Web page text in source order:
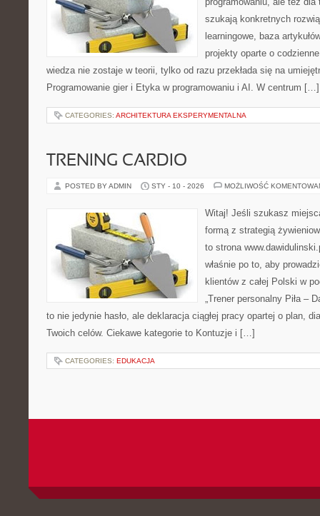
szukają konkretnych
learningowe, baza
projekty oparte o
wiedza nie zostaje w teorii, tylko od razu przekłada się na
Programowanie gier i Etyka w programowaniu i AI. W centrum […]
CATEGORIES: ARCHITEKTURA EKSPERYMENTALNA
TRENING CARDIO
POSTED BY ADMIN STY - 10 - 2026 MOŻLIWOŚĆ
Witaj! Jeśli szukasz
formą z strategią
to strona
właśnie po to, aby
klientów z całej Polski w
„Trener personalny Piła –
to nie jedynie hasło, ale deklaracja ciągłej pracy opartej o plan,
Twoich celów. Ciekawe kategorie to Kontuzje i […]
CATEGORIES: EDUKACJA